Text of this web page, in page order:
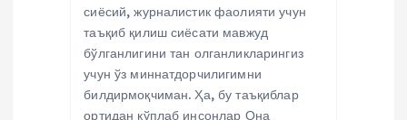
сиёсий, журналистик фаолияти учун
таъқиб қилиш сиёсати мавжуд
бўлганлигини тан олганликларингиз
учун ўз миннатдорчилигимни
билдирмоқчиман. Ҳа, бу таъқиблар
ортидан кўплаб инсонлар Она